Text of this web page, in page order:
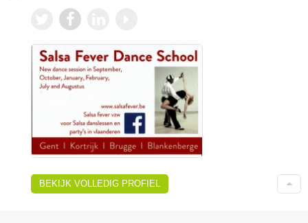
BEKIJK VOLLEDIG PROFIEL